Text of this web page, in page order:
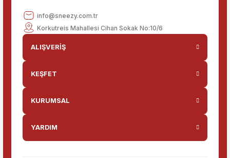
info@sneezy.com.tr
Korkutreis Mahallesi Cihan Sokak No:10/6
ALIŞVERİŞ
KEŞFET
KURUMSAL
YARDIM